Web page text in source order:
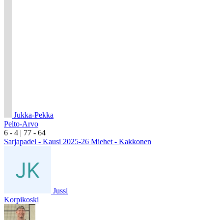
Jukka-Pekka
Pelto-Arvo
6 - 4 | 77 - 64
Sarjapadel - Kausi 2025-26 Miehet - Kakkonen
Jussi
Korpikoski